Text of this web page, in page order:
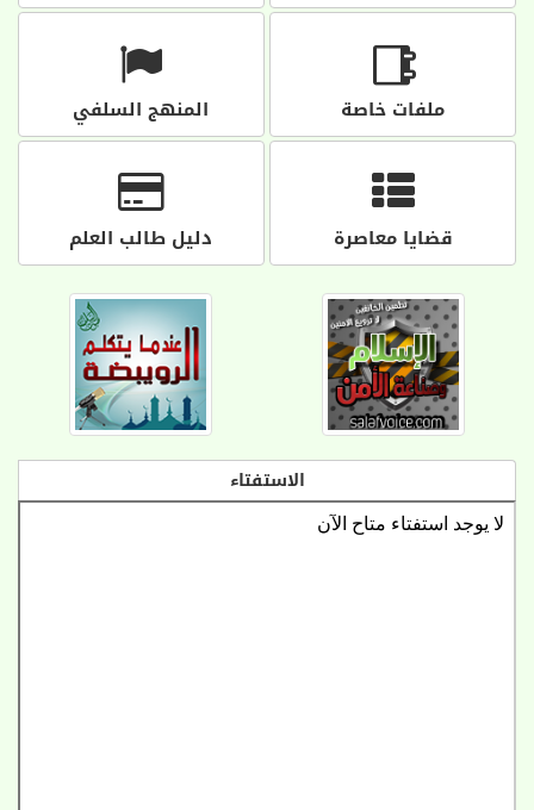
ملفات خاصة المنهج السلفي
قضايا معاصرة دليل طالب العلم
الاستفتاء